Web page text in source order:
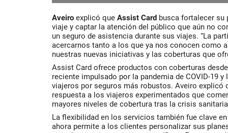
Aveiro explicó que Assist Card busca fortalecer su
viaje y captar la atención del público que aún no
un seguro de asistencia durante sus viajes. “La
acercarnos tanto a los que ya nos conocen como
nuestras nuevas iniciativas y las coberturas que
Assist Card ofrece productos con coberturas
reciente impulsado por la pandemia de COVID-19
viajeros por seguros más robustos. Aveiro explicó
respuesta a los viajeros experimentados que
mayores niveles de cobertura tras la crisis
La flexibilidad en los servicios también fue clave
ahora permite a los clientes personalizar sus